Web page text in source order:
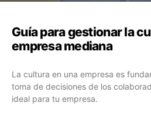
Guía para gestionar la
empresa mediana
La cultura en una empresa es
toma de decisiones de los
ideal para tu empresa.